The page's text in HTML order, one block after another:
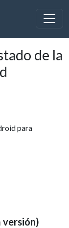
de la
para
versión)